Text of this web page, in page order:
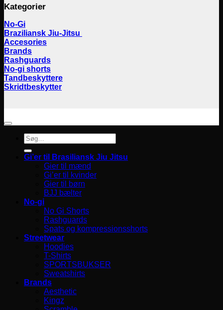
Kategorier
No-Gi
Braziliansk Jiu-Jitsu
Accesories
Brands
Rashguards
No-gi shorts
Tandbeskyttere
Skridtbeskytter
Søg
efter:
Gi’er til Brasiliansk Jiu Jitsu
Gier til mænd
Gi’er til kvinder
Gier til børn
BJJ bælter
No-gi
No Gi Shorts
Rashguards
Spats og kompressionsshorts
Streetwear
Hoodies
T-Shirts
SPORTSBUKSER
Sweatshirts
Brands
Aesthetic
Kingz